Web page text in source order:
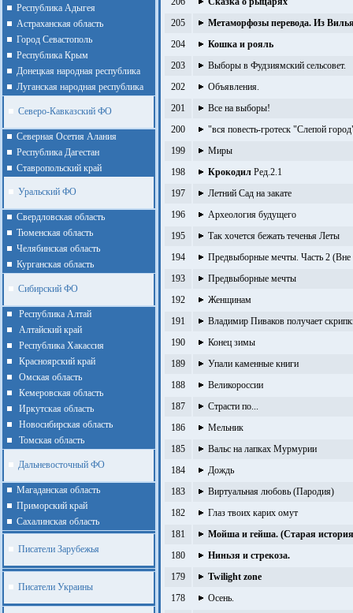
Республика Адыгея
Астраханская область
Город Севастополь
Республика Крым
Донецкая народная республика
Луганская народная республика
Северо-Кавказский ФО
Северная Осетия Алания
Республика Дагестан
Ставропольский край
Уральский ФО
Cвердловская область
Тюменская область
Челябинская область
Курганская область
Сибирский ФО
Республика Алтай
Алтайcкий край
Республика Хакассия
Красноярский край
Омская область
Кемеровская область
Иркутская область
Новосибирская область
Томская область
Дальневосточный ФО
Магаданская область
Приморский край
Cахалинская область
Писатели Зарубежья
Писатели Украины
205
Метаморфозы перевода. Из
204
Кошка и рояль
203
Выборы в Фудзиямский сельсовет.
202
Объявления.
201
Все на выборы!
200
"вся повесть-гротеск "Слепой
199
Миры
198
Крокодил Ред.2.1
197
Летний Сад на закате
196
Археология будущего
195
Так хочется бежать теченья Леты
194
Предвыборные мечты. Часть 2 (Вне
193
Предвыборные мечты
192
Женщинам
191
Владимир Пиваков получает
190
Конец зимы
189
Упали каменные книги
188
Великороссии
187
Страсти по...
186
Мельник
185
Вальс на лапках Мурмурии
184
Дождь
183
Виртуальная любовь (Пародия)
182
Глаз твоих карих омут
181
Мойша и гейша. (Старая
180
Ниньзя и стрекоза.
179
Twilight zone
178
Осень.